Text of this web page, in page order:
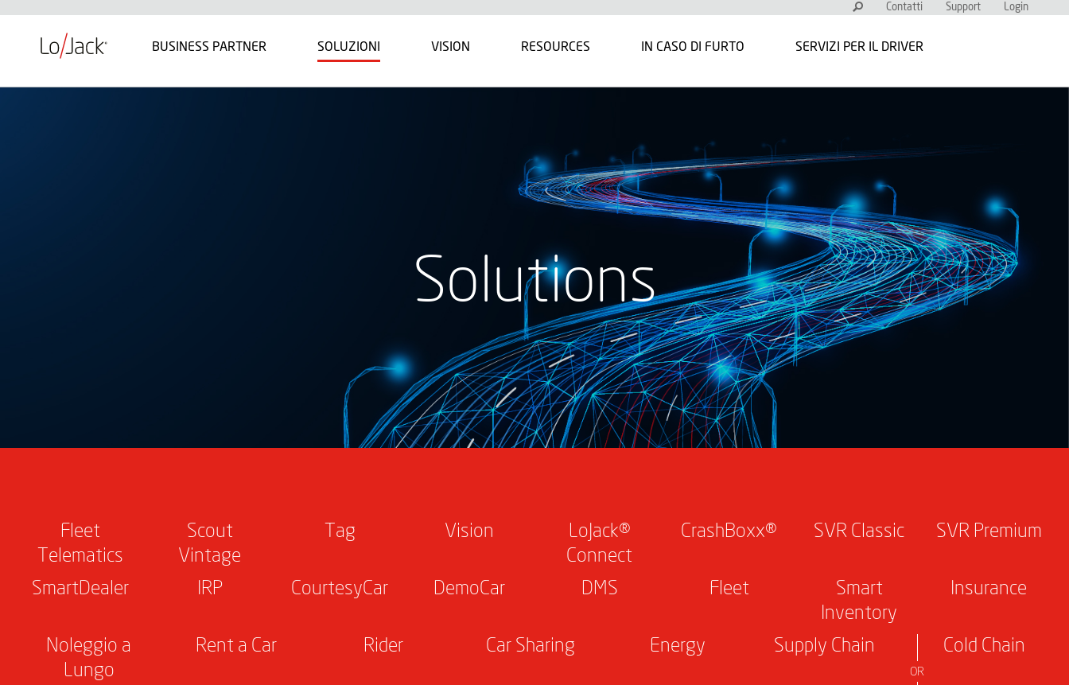
Solutions
Fleet
Telematics
Scout
Vintage
Tag Vision
LoJack®
Connect
CrashBoxx® SVR Classic SVR Premium
SmartDealer IRP CourtesyCar DemoCar DMS Fleet
Smart
Inventory
Insurance
Noleggio a
Lungo
Rent a Car Rider Car Sharing Energy Supply Chain Cold Chain
Contatti Support Login
BUSINESS PARTNER SOLUZIONI VISION RESOURCES IN CASO DI FURTO SERVIZI PER IL DRIVER